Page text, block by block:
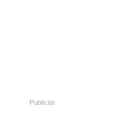
Publicité